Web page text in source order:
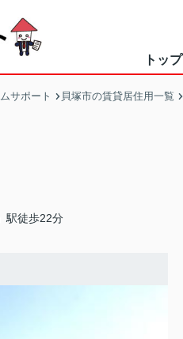
トップ
サポート 貝塚市の賃貸居住用一覧
駅徒歩22分